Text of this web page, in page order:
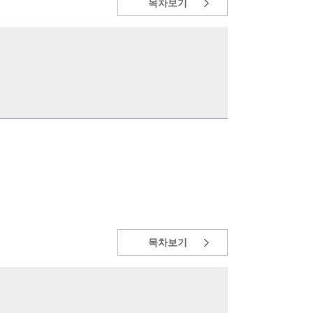
목차보기
목차보기